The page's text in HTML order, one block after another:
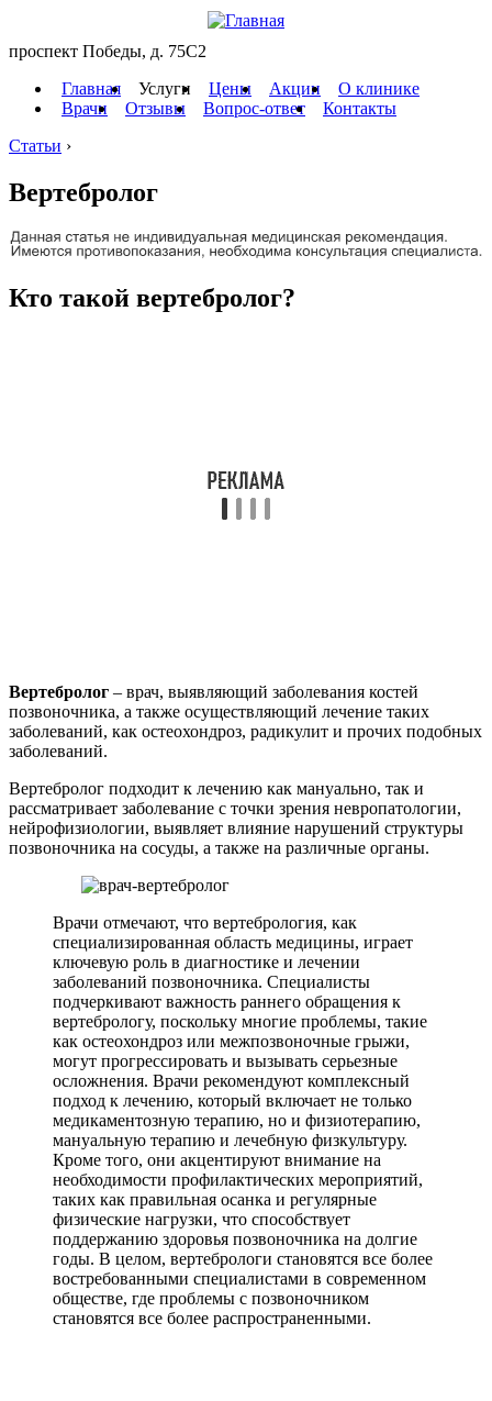
проспект Победы, д. 75C2
Главная
Услуги Цены Акции
О клинике
Врачи
Отзывы Вопрос-ответ
Контакты
Статьи ›
Вертебролог
Кто такой вертебролог?
Вертебролог – врач, выявляющий заболевания костей
позвоночника, а также осуществляющий лечение таких
заболеваний, как остеохондроз, радикулит и прочих подобных
заболеваний.
Вертебролог подходит к лечению как мануально, так и
рассматривает заболевание с точки зрения невропатологии,
нейрофизиологии, выявляет влияние нарушений структуры
позвоночника на сосуды, а также на различные органы.
Врачи отмечают, что вертебрология, как
специализированная область медицины, играет
ключевую роль в диагностике и лечении
заболеваний позвоночника. Специалисты
подчеркивают важность раннего обращения к
вертебрологу, поскольку многие проблемы, такие
как остеохондроз или межпозвоночные грыжи,
могут прогрессировать и вызывать серьезные
осложнения. Врачи рекомендуют комплексный
подход к лечению, который включает не только
медикаментозную терапию, но и физиотерапию,
мануальную терапию и лечебную физкультуру.
Кроме того, они акцентируют внимание на
необходимости профилактических мероприятий,
таких как правильная осанка и регулярные
физические нагрузки, что способствует
поддержанию здоровья позвоночника на долгие
годы. В целом, вертебрологи становятся все более
востребованными специалистами в современном
обществе, где проблемы с позвоночником
становятся все более распространенными.